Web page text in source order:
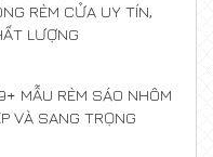
RÈM CỬA UY TÍN,
LƯỢNG
MẪU RÈM SÁO NHÔM
VÀ SANG TRỌNG